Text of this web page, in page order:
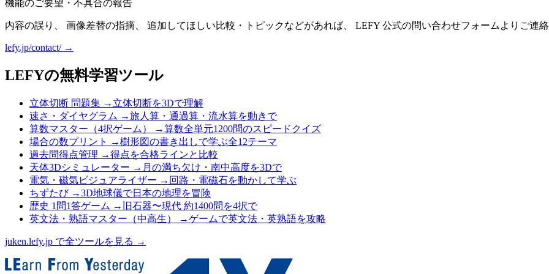
機能のご要望・不具合の報告
内容の誤り、 画像差替の指摘、 追加してほしい比較・トピックなどがあれば、 LEFY 公式の問い合わせフォームよりご連絡
lefy.jp/contact/ →
LEFYの無料学習ツール
立体切断 問題集 → 立体切断を3Dで理解
速さ・ダイヤグラム →旅人算・通過算・流水算を動きで
算数マスター（4択ゲーム）
→算数全単元1200問のスピードクイズ
場合の数プリント
→樹形図の書き出しで学ぶ全12テーマ
過去問得点管理 →得点を合格ラインと比較
天体3Dシミュレーター → 月の満ち欠け・南中高度を3Dで
電気・磁気ビジュアライザー → 回路・電磁石を動かして学ぶ
ちずたび→3D地球儀で日本の地理を冒険
歴史 1問1答ゲーム → 旧石器〜現代 約1400問を4択で
英文法・熟語マスター（中高生）
→ゲームで英文法・英熟語を攻略
juken.lefy.jp で全ツールを見る →